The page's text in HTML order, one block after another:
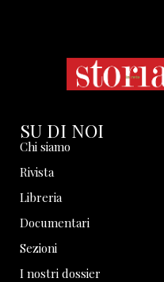
SU DI NOI
Chi siamo
Rivista
Libreria
Documentari
Sezioni
I nostri dossier